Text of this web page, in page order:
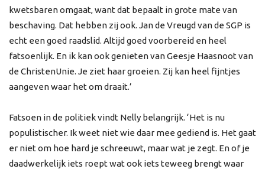
kwetsbaren omgaat, want dat bepaalt in grote mate van
beschaving. Dat hebben zij ook. Jan de Vreugd van de SGP is
echt een goed raadslid. Altijd goed voorbereid en heel
fatsoenlijk. En ik kan ook genieten van Geesje Haasnoot van
de ChristenUnie. Je ziet haar groeien. Zij kan heel fijntjes
aangeven waar het om draait.’
Fatsoen in de politiek vindt Nelly belangrijk. ‘Het is nu
populistischer. Ik weet niet wie daar mee gediend is. Het gaat
er niet om hoe hard je schreeuwt, maar wat je zegt. En of je
daadwerkelijk iets roept wat ook iets teweeg brengt waar